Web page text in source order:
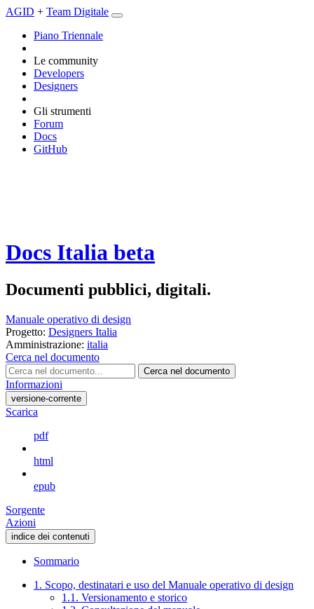
AGID + Team Digitale
Piano Triennale
Le community
Developers
Designers
Gli strumenti
Forum
Docs
GitHub
Docs Italia beta
Documenti pubblici, digitali.
Manuale operativo di design
Progetto: Designers Italia
Amministrazione: italia
Cerca nel documento
Cerca nel documento
Informazioni
versione-corrente
Scarica
pdf
html
epub
Sorgente
Azioni
indice dei contenuti
Sommario
1. Scopo, destinatari e uso del Manuale operativo di design
1.1. Versionamento e storico